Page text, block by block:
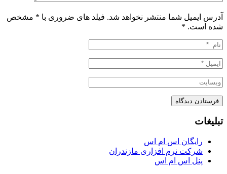
آدرس ایمیل شما منتشر نخواهد شد. فیلد های ضروری با * مشخص
شده است. *
تبلیغات
رایگان اس ام اس
شرکت نرم افزاری مازندران
پنل اس ام اس